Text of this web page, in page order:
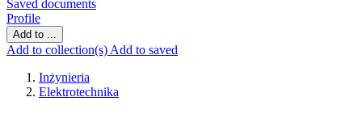
Saved documents
Profile
Add to ...
Add to collection(s) Add to saved
Inżynieria
Elektrotechnika